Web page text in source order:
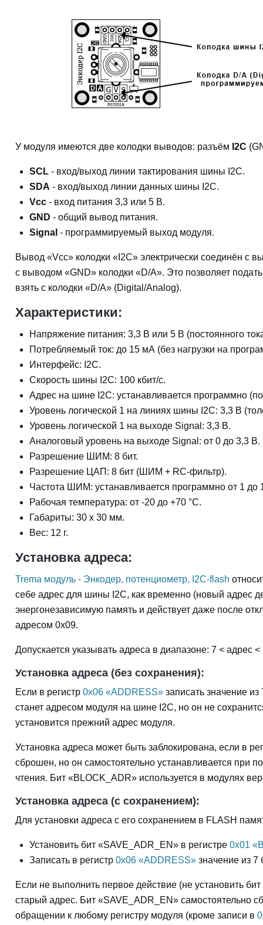
У модуля имеются две колодки выводов: разъём I2C
SCL - вход/выход линии тактирования шины I2C.
SDA - вход/выход линии данных шины I2C.
Vcc - вход питания 3,3 или 5 В.
GND - общий вывод питания.
Signal - программируемый выход модуля.
Вывод «Vcc» колодки «I2C» электрически соединён с
с выводом «GND» колодки «D/A». Это позволяет
взять с колодки «D/A» (Digital/Analog).
Характеристики:
Напряжение питания: 3,3 В или 5 В (постоянного
Потребляемый ток: до 15 мА (без нагрузки на
Интерфейс: I2C.
Скорость шины I2C: 100 кбит/с.
Адрес на шине I2C: устанавливается программно
Уровень логической 1 на линиях шины I2C: 3,3 В
Уровень логической 1 на выходе Signal: 3,3 В.
Аналоговый уровень на выходе Signal: от 0 до 3,3 В.
Разрешение ШИМ: 8 бит.
Разрешение ЦАП: 8 бит (ШИМ + RC-фильтр).
Частота ШИМ: устанавливается программно от 1 до
Рабочая температура: от -20 до +70 °С.
Габариты: 30 х 30 мм.
Вес: 12 г.
Установка адреса:
Trema модуль - Энкодер, потенциометр, I2C-flash
себе адрес для шины I2C, как временно (новый адрес
энергонезависимую память и действует даже после
адресом 0x09.
Допускается указывать адреса в диапазоне: 7 < адрес <
Установка адреса (без сохранения):
Если в регистр 0x06 «ADDRESS» записать значение
станет адресом модуля на шине I2C, но он не
установится прежний адрес модуля.
Установка адреса может быть заблокирована, если в
сброшен, но он самостоятельно устанавливается при
чтения. Бит «BLOCK_ADR» используется в модулях
Установка адреса (с сохранением):
Для установки адреса с его сохранением в FLASH
Установить бит «SAVE_ADR_EN» в регистре 0x01
Записать в регистр 0x06 «ADDRESS» значение из
Если не выполнить первое действие (не установить
старый адрес. Бит «SAVE_ADR_EN» самостоятельно
обращении к любому регистру модуля (кроме записи в